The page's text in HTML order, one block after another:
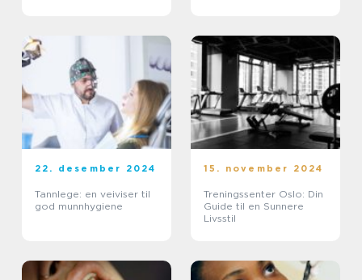
22. desember 2024
Tannlege: en veiviser til
god munnhygiene
15. november 2024
Treningssenter Oslo: Din
Guide til en Sunnere
Livsstil